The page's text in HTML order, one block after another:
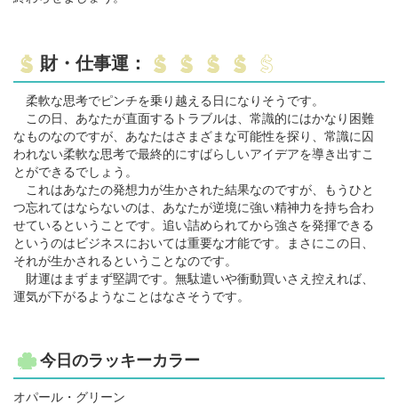
財・仕事運：
柔軟な思考でピンチを乗り越える日になりそうです。
この日、あなたが直面するトラブルは、常識的にはかなり困難
なものなのですが、あなたはさまざまな可能性を探り、常識に囚
われない柔軟な思考で最終的にすばらしいアイデアを導き出すこ
とができるでしょう。
これはあなたの発想力が生かされた結果なのですが、もうひと
つ忘れてはならないのは、あなたが逆境に強い精神力を持ち合わ
せているということです。追い詰められてから強さを発揮できる
というのはビジネスにおいては重要な才能です。まさにこの日、
それが生かされるということなのです。
財運はまずまず堅調です。無駄遣いや衝動買いさえ控えれば、
運気が下がるようなことはなさそうです。
今日のラッキーカラー
オパール・グリーン